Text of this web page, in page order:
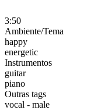
3:50
Ambiente/Tema
happy
energetic
Instrumentos
guitar
piano
Outras tags
vocal - male